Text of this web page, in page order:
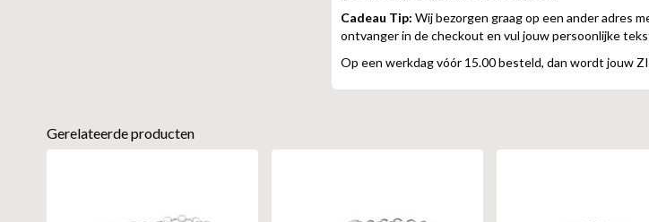
Cadeau Tip: Wij bezorgen graag op een ander adres
ontvanger in de checkout en vul jouw persoonlijke
Op een werkdag vóór 15.00 besteld, dan wordt jouw
Gerelateerde producten